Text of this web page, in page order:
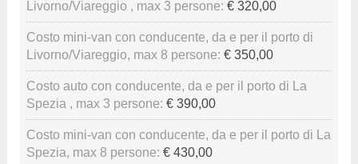
Livorno/Viareggio , max 3 persone: € 320,00
Costo mini-van con conducente, da e per il porto di
Livorno/Viareggio, max 8 persone: € 350,00
Costo auto con conducente, da e per il porto di La
Spezia , max 3 persone: € 390,00
Costo mini-van con conducente, da e per il porto di La
Spezia, max 8 persone: € 430,00